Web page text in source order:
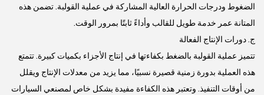
الضغوط ودرجات الحرارة العالية المشاركة في عملية القولبة. تضمن هذه
المتانة عمر خدمة طويل للقالب وأداءً ثابتًا بمرور الوقت.
ج. دورات الإنتاج الفعالة
تتميز عملية القولبة بالضغط بكفاءتها في إنتاج الأجزاء بكميات كبيرة. تتمتع
هذه العملية بدورة زمنية قصيرة نسبيًا، مما يزيد من معدلات الإنتاج ويقلل
من أوقات التنفيذ. وتعتبر هذه الكفاءة مفيدة بشكل خاص لمصنعي السيارات